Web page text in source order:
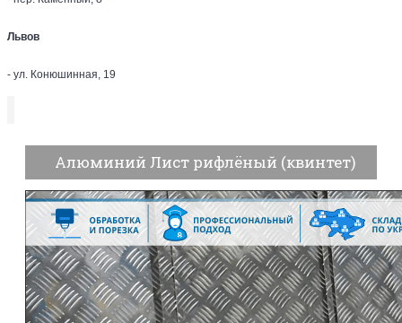
Львов
- ул. Конюшинная, 19
Алюминий Лист рифлёный (квинтет)